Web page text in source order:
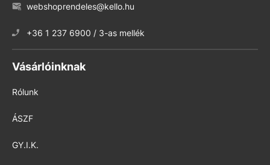
webshoprendeles@kello.hu
+36 1 237 6900 / 3-as mellék
Vásárlóinknak
Rólunk
ÁSZF
GY.I.K.